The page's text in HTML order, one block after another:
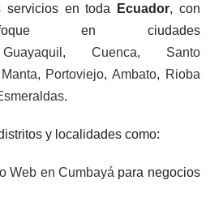
servicios en toda Ecuador, con
en ciudades
Guayaquil , Cuenca, Santo
Manta, Portoviejo,Ambato, Rioba
.
y localidades como:
Web en Cumbayá para negocios